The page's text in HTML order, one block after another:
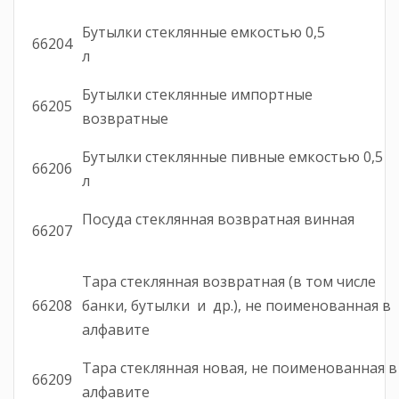
66204
Бутылки стеклянные емкостью 0,5
л
66205
Бутылки стеклянные импортные
возвратные
66206
Бутылки стеклянные пивные емкостью 0,5
л
66207
Посуда стеклянная возвратная винная
66208
Тара стеклянная возвратная (в том числе
банки, бутылки и др.), не поименованная в
алфавите
66209
Тара стеклянная новая, не поименованная в
алфавите